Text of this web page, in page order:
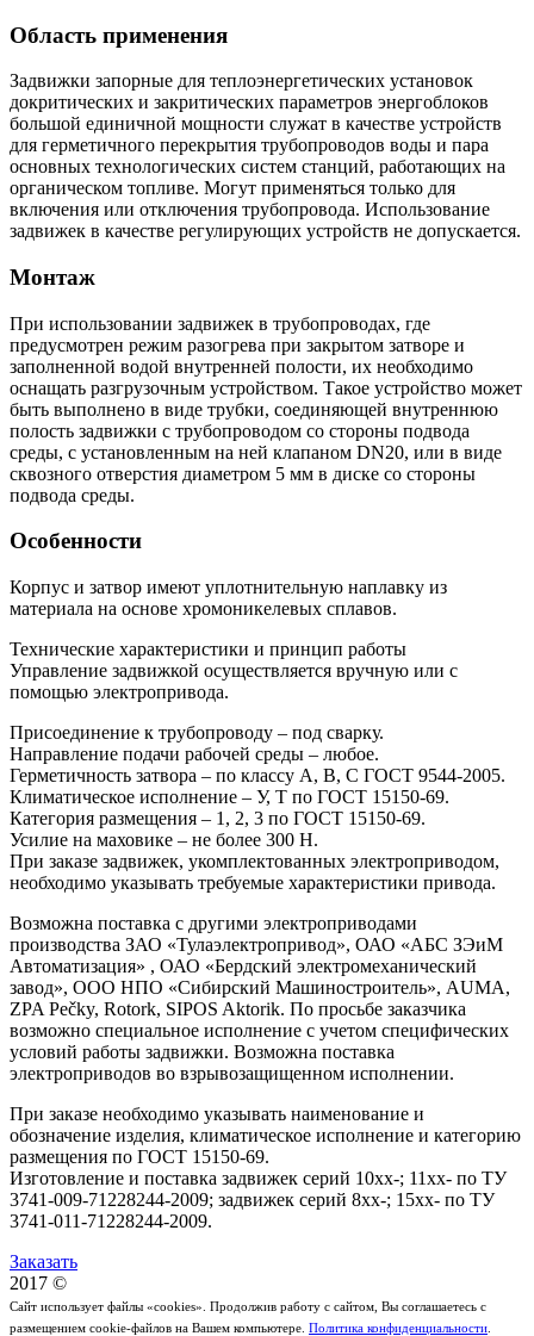
Область применения
Задвижки запорные для теплоэнергетических установок
докритических и закритических параметров энергоблоков
большой единичной мощности служат в качестве устройств
для герметичного перекрытия трубопроводов воды и пара
основных технологических систем станций, работающих на
органическом топливе. Могут применяться только для
включения или отключения трубопровода. Использование
задвижек в качестве регулирующих устройств не допускается.
Монтаж
При использовании задвижек в трубопроводах, где
предусмотрен режим разогрева при закрытом затворе и
заполненной водой внутренней полости, их необходимо
оснащать разгрузочным устройством. Такое устройство может
быть выполнено в виде трубки, соединяющей внутреннюю
полость задвижки с трубопроводом со стороны подвода
среды, с установленным на ней клапаном DN20, или в виде
сквозного отверстия диаметром 5 мм в диске со стороны
подвода среды.
Особенности
Корпус и затвор имеют уплотнительную наплавку из
материала на основе хромоникелевых сплавов.
Технические характеристики и принцип работы
Управление задвижкой осуществляется вручную или с
помощью электропривода.
Присоединение к трубопроводу – под сварку.
Направление подачи рабочей среды – любое.
Герметичность затвора – по классу А, В, С ГОСТ 9544-2005.
Климатическое исполнение – У, Т по ГОСТ 15150-69.
Категория размещения – 1, 2, 3 по ГОСТ 15150-69.
Усилие на маховике – не более 300 Н.
При заказе задвижек, укомплектованных электроприводом,
необходимо указывать требуемые характеристики привода.
Возможна поставка с другими электроприводами
производства ЗАО «Тулаэлектропривод», ОАО «АБС ЗЭиМ
Автоматизация» , ОАО «Бердский электромеханический
завод», ООО НПО «Сибирский Машиностроитель», AUMA,
ZPA Pečky, Rotork, SIPOS Aktorik. По просьбе заказчика
возможно специальное исполнение с учетом специфических
условий работы задвижки. Возможна поставка
электроприводов во взрывозащищенном исполнении.
При заказе необходимо указывать наименование и
обозначение изделия, климатическое исполнение и категорию
размещения по ГОСТ 15150-69.
Изготовление и поставка задвижек серий 10хх-; 11хх- по ТУ
3741-009-71228244-2009; задвижек серий 8хх-; 15хх- по ТУ
3741-011-71228244-2009.
Заказать
2017 ©
Сайт использует файлы «cookies». Продолжив работу с сайтом, Вы соглашаетесь с
размещением cookie-файлов на Вашем компьютере. Политика конфиденциальности